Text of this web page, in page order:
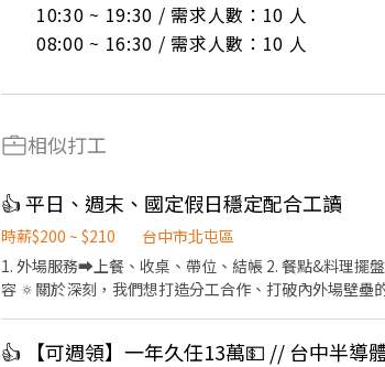
10:30 ~ 19:30 / 需求人數：10 人
08:00 ~ 16:30 / 需求人數：10 人
相似打工
👍 平日、週末、國定假日穩定配合工讀
時薪$200 ~ $210
台中市北屯區
1. 外場服務➡️上餐、收桌、帶位、結帳 2. 餐點&料理擺
容 🔅關於深刻，我們想打造分工合作、打破內外場壁
👍 【可週領】一年久任13萬💵 // 台中半導